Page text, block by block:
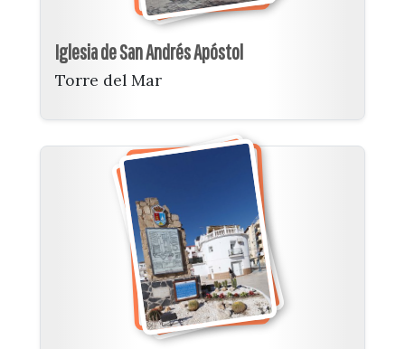
Iglesia de San Andrés Apóstol
Torre del Mar